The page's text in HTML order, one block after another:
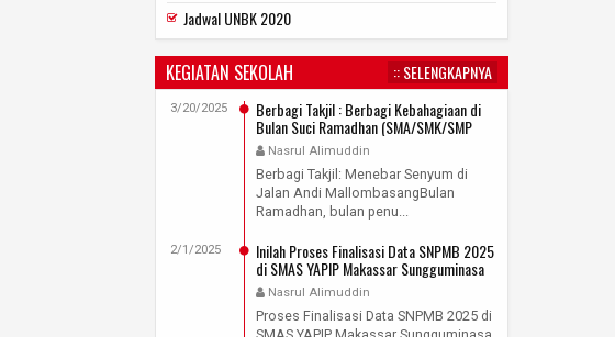
Jadwal UNBK 2020
KEGIATAN SEKOLAH
:: SELENGKAPNYA
Berbagi Takjil : Berbagi Kebahagiaan di
Bulan Suci Ramadhan (SMA/SMK/SMP
YAPIP Makassar Sungguminasa)
Nasrul Alimuddin
3/20/2025
Berbagi Takjil: Menebar Senyum di
Jalan Andi MallombasangBulan
Ramadhan, bulan penu...
Inilah Proses Finalisasi Data SNPMB 2025
di SMAS YAPIP Makassar Sungguminasa
Nasrul Alimuddin
2/1/2025
Proses Finalisasi Data SNPMB 2025 di